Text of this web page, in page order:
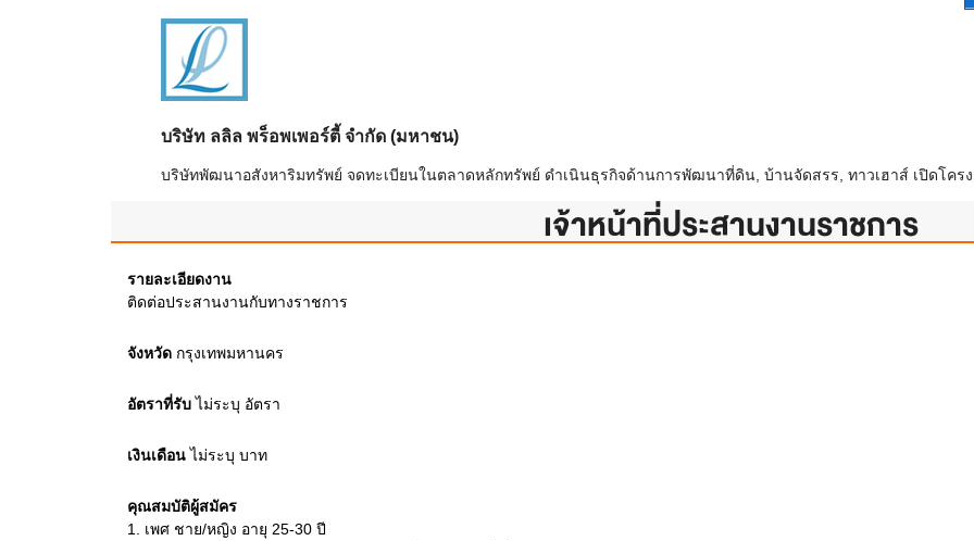
บริษัท ลลิล พร็อพเพอร์ตี้ จำกัด (มหาชน)
บริษัทพัฒนาอสังหาริมทรัพย์ จดทะเบียนในตลาดหลักทรัพย์ ดำเนินธุรกิจด้านการพัฒนาที่ดิน, บ้านจัดสรร, ทาวเฮาส์ เปิดโครง
เจ้าหน้าที่ประสานงานราชการ
รายละเอียดงาน
ติดต่อประสานงานกับทางราชการ
จังหวัด กรุงเทพมหานคร
อัตราที่รับไม่ระบุ อัตรา
เงินเดือนไม่ระบุ บาท
คุณสมบัติผู้สมัคร
1.
เพศ ชาย/หญิง อายุ 25-30 ปี